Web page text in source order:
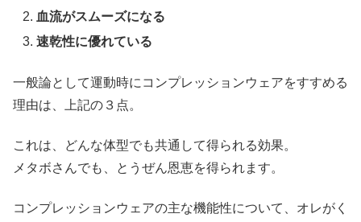
血流がスムーズになる
速乾性に優れている
一般論として運動時にコンプレッションウェアをすすめる
理由は、上記の３点。
これは、どんな体型でも共通して得られる効果。
メタボさんでも、とうぜん恩恵を得られます。
コンプレッションウェアの主な機能性について、オレがく